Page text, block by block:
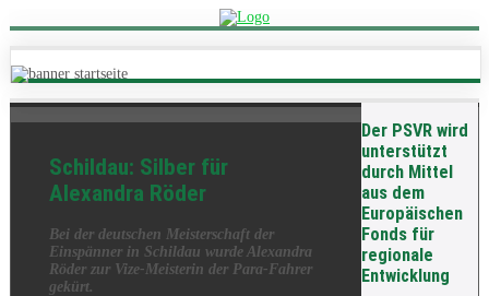
Der PSVR wird
unterstützt
durch Mittel
aus dem
Europäischen
Fonds für
regionale
Entwicklung
Schildau: Silber für
Alexandra Röder
Bei der deutschen Meisterschaft der
Einspänner in Schildau wurde Alexandra
Röder zur Vize-Meisterin der Para-Fahrer
gekürt.